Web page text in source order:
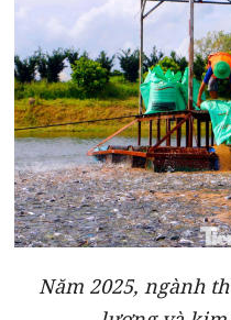
Năm 2025, ngành